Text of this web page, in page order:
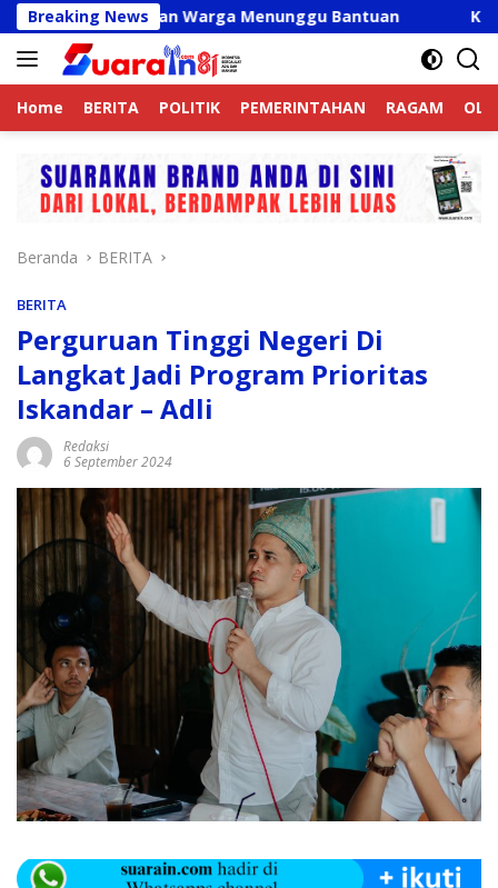
Langsung
ke
konten
Breaking News
Ribuan Warga Menunggu Bantuan Kapolres
Home BERITA POLITIK PEMERINTAHAN RAGAM
Beranda BERITA
BERITA
Perguruan Tinggi Negeri Di
Langkat Jadi Program Prioritas
Iskandar – Adli
Redaksi
6 September 2024